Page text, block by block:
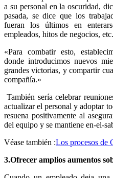
a su personal en la oscuridad,
pasada, se dice que los
fueran los últimos en
empleados, hitos de negocios, etc.
«Para combatir esto,
donde introducimos nuevos
grandes victorias, y compartir
compañía.»
También sería celebrar
actualizar el personal y adoptar
resuena positivamente al
del equipo y se mantiene en-el-
Véase también :Los procesos de
3.Ofrecer amplios aumentos